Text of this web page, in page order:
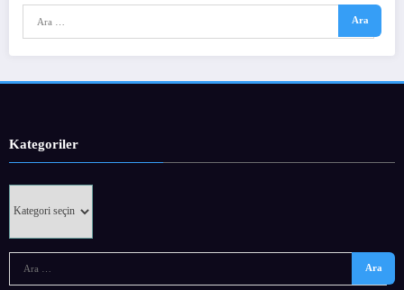
Kategoriler